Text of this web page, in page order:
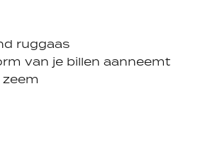
ruggaas
van je billen aanneemt